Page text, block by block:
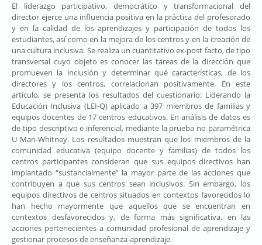
El liderazgo participativo, democrático y transformacional del
director ejerce una influencia positiva en la práctica del profesorado
y en la calidad de los aprendizajes y participación de todos los
estudiantes, así como en la mejora de los centros y en la creación de
una cultura inclusiva. Se realiza un cuantitativo ex-post facto, de tipo
transversal cuyo objeto es conocer las tareas de la dirección que
promueven la inclusión y determinar qué características, de los
directores y los centros, correlacionan positivamente. En este
artículo, se presenta los resultados del cuestionario: Liderando la
Educación Inclusiva (LEI-Q) aplicado a 397 miembros de familias y
equipos docentes de 17 centros educativos. En análisis de datos es
de tipo descriptivo e inferencial, mediante la prueba no paramétrica
U Man-Whitney. Los resultados muestran que los miembros de la
comunidad educativa (equipo docente y familias) de todos los
centros participantes consideran que sus equipos directivos han
implantado “sustancialmente” la mayor parte de las acciones que
contribuyen a que sus centros sean inclusivos. Sin embargo, los
equipos directivos de centros situados en contextos favorecidos lo
han hecho mayormente que aquellos que se encuentran en
contextos desfavorecidos y, de forma más significativa, en las
acciones pertenecientes a comunidad profesional de aprendizaje y
gestionar procesos de enseñanza-aprendizaje.